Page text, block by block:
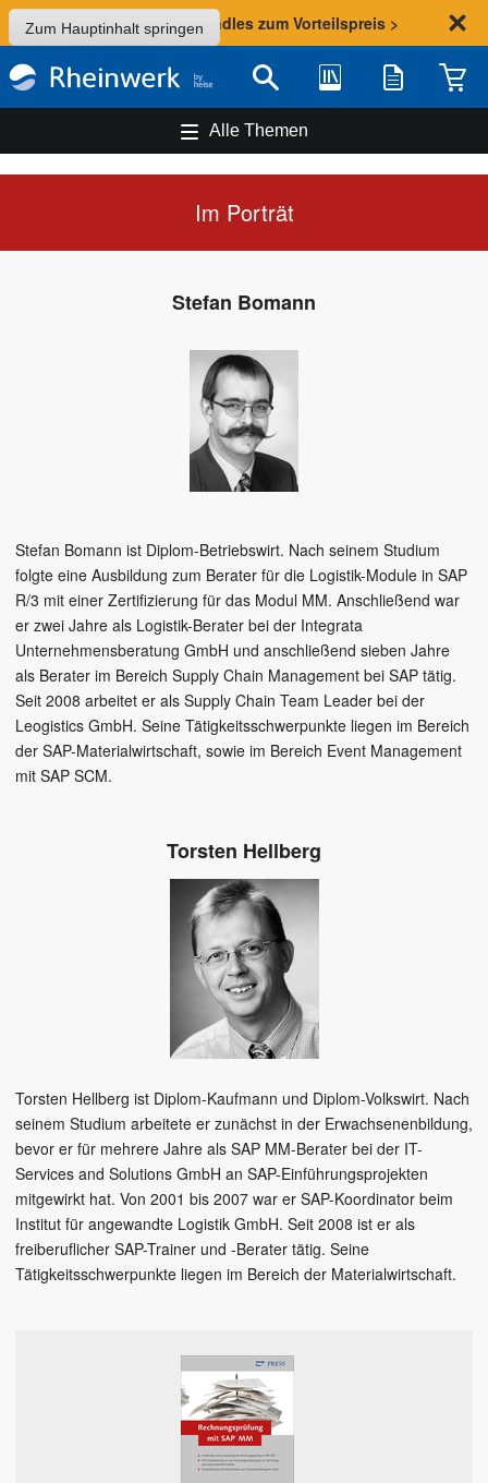
Zum Hauptinhalt springen
Sommer-Aktion: Bundles zum Vorteilspreis >
Suche Bibliothek Merkliste
Alle Themen
Im Porträt
Stefan Bomann
Stefan Bomann ist Diplom-Betriebswirt. Nach seinem Studium
folgte eine Ausbildung zum Berater für die Logistik-Module in SAP
R/3 mit einer Zertifizierung für das Modul MM. Anschließend war
er zwei Jahre als Logistik-Berater bei der Integrata
Unternehmensberatung GmbH und anschließend sieben Jahre
als Berater im Bereich Supply Chain Management bei SAP tätig.
Seit 2008 arbeitet er als Supply Chain Team Leader bei der
Leogistics GmbH. Seine Tätigkeitsschwerpunkte liegen im Bereich
der SAP-Materialwirtschaft, sowie im Bereich Event Management
mit SAP SCM.
Torsten Hellberg
Torsten Hellberg ist Diplom-Kaufmann und Diplom-Volkswirt. Nach
seinem Studium arbeitete er zunächst in der Erwachsenenbildung,
bevor er für mehrere Jahre als SAP MM-Berater bei der IT-
Services and Solutions GmbH an SAP-Einführungsprojekten
mitgewirkt hat. Von 2001 bis 2007 war er SAP-Koordinator beim
Institut für angewandte Logistik GmbH. Seit 2008 ist er als
freiberuflicher SAP-Trainer und -Berater tätig. Seine
Tätigkeitsschwerpunkte liegen im Bereich der Materialwirtschaft.